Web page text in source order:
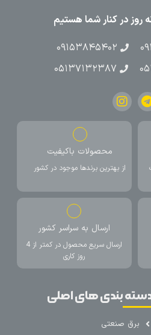
۰۹۱۵۳۸۴۵۴۰۲
۰۵۱۳۷۱۳۲۳۸۷
محصولات باکیفیت
از بهترین برندها موجود در کشور
ارسال به سراسر کشور
ارسال سریع محصول در کمتر از 4
روز کاری
بندی های اصلی
برق صنعتی